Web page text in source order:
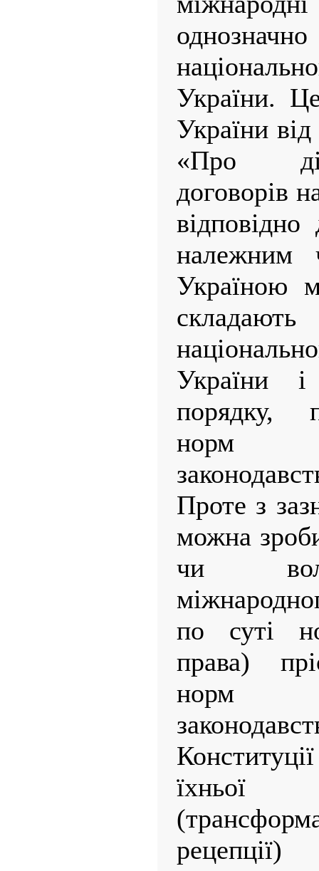
України.
України
«Про
договорів
належним
Україною
складають
України і
порядку,
норм
Проте з
можна
чи
по суті
права)
норм
їхньої